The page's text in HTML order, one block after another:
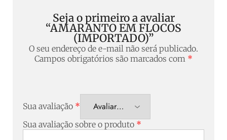
Seja o primeiro a avaliar
“AMARANTO EM FLOCOS
(IMPORTADO)”
O seu endereço de e-mail não será publicado.
Campos obrigatórios são marcados com *
Sua avaliação *
Sua avaliação sobre o produto *